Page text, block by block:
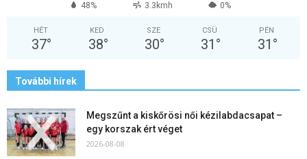
48% 3.3kmh 0%
HÉT
37°
KED
38°
SZE
30°
CSÜ
31 °
PÉN
31 °
További hírek
Megszűnt a kiskőrösi női kézilabdacsapat –
egy korszak ért véget
2026-08-08